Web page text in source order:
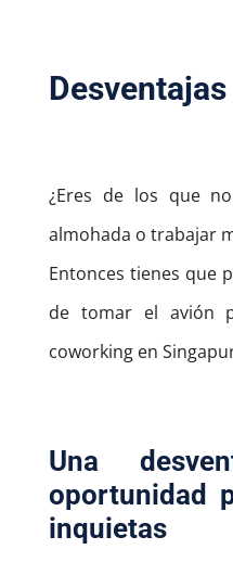
Desventajas
¿Eres de los que
almohada o trabajar
Entonces tienes que
de tomar el avión
coworking en
Una
oportunidad
inquietas